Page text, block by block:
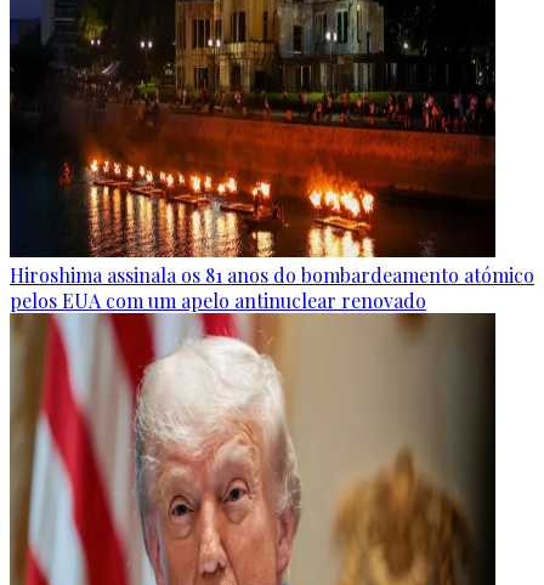
Hiroshima assinala os 81 anos do bombardeamento atómico
pelos EUA com um apelo antinuclear renovado